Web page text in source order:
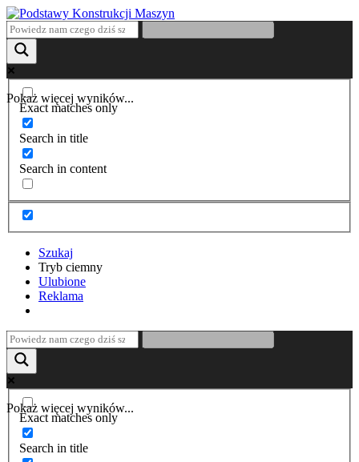
Pokaż więcej wyników...
Exact matches only
Search in title
Search in content
Szukaj
Tryb ciemny
Ulubione
Reklama
Pokaż więcej wyników...
Exact matches only
Search in title